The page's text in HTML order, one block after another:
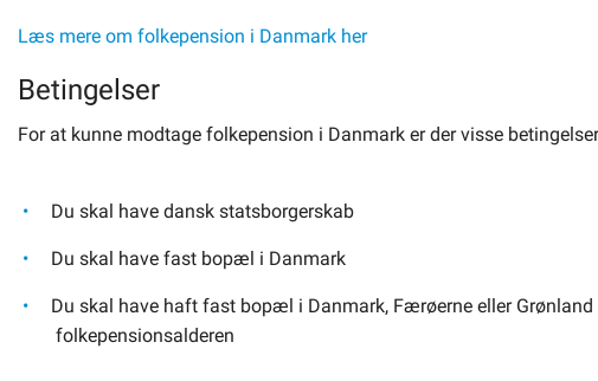
Læs mere om folkepension i Danmark her
Betingelser
For at kunne modtage folkepension i Danmark er der visse
Du skal have dansk statsborgerskab
Du skal have fast bopæl i Danmark
Du skal have haft fast bopæl i Danmark, Færøerne eller
folkepensionsalderen